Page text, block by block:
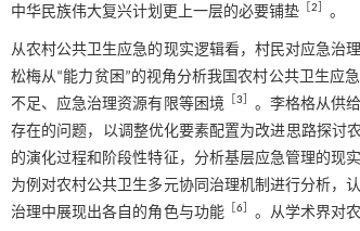
中华民族伟大复兴计划更上一层的必要铺垫
2 。
从农村公共卫生应急的现实逻辑看，村民对应急治
松梅从“能力贫困”的视角分析我国农村公共卫生应
不足、应急治理资源有限等困境
3
。李格格从供
存在的问题，以调整优化要素配置为改进思路探讨
的演化过程和阶段性特征，分析基层应急管理的现
为例对农村公共卫生多元协同治理机制进行分析，
治理中展现出各自的角色与功能［ 6］ 。从学术界对